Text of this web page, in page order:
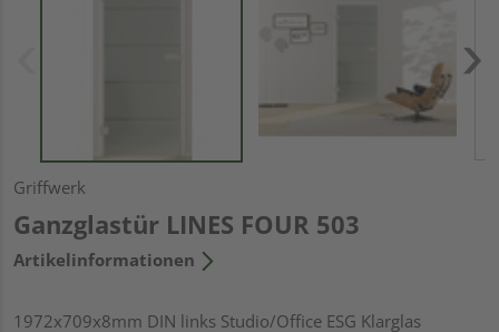
Griffwerk
Ganzglastür LINES FOUR 503
Artikelinformationen
1972x709x8mm DIN links Studio/Office ESG Klarglas